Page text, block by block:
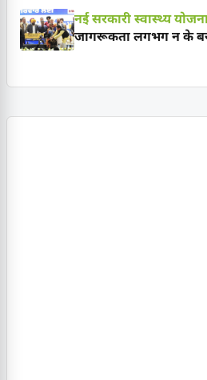
नई सरकारी स्वास्थ्य
जागरूकता लगभग न के